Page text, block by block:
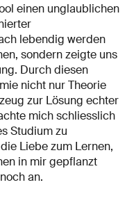
einen unglaublichen
lebendig werden
sondern zeigte uns
Durch diesen
nicht nur Theorie
zur Lösung echter
mich schliesslich
Studium zu
Liebe zum Lernen,
in mir gepflanzt
an.